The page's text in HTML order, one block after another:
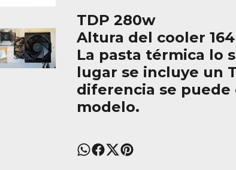
TDP 280w
Altura del cooler
La pasta térmica lo
lugar se incluye un
diferencia se
modelo.